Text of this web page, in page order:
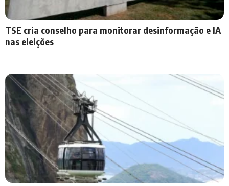
TSE cria conselho para monitorar desinformação e IA
nas eleições